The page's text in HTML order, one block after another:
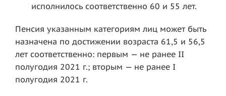
исполнилось соответственно 60 и 55 лет.
Пенсия указанным категориям лиц может быть
назначена по достижении возраста 61,5 и 56,5
лет соответственно: первым — не ранее II
полугодия 2021 г.; вторым — не ранее I
полугодия 2021 г.